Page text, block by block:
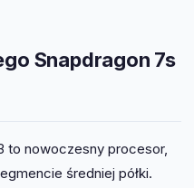
Snapdragon 7s
to nowoczesny procesor,
średniej półki.